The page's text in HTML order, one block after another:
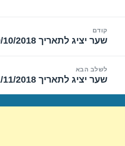
קודם
הפוסט
שער יציג לתאריך 29/10/2018
לשלב הבא
הפוסט
שער יציג לתאריך 01/11/2018